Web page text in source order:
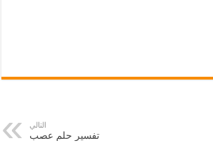
التالي
تفسير حلم عصب